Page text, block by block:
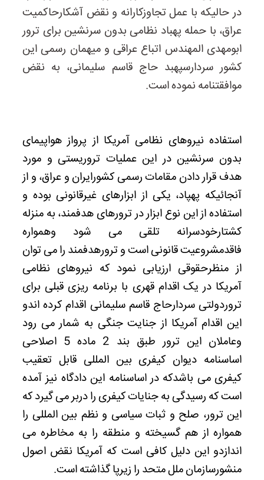
در حالیکه با عمل تجاوزکارانه و نقض آشکارحاکمیت
عراق، با حمله پهباد نظامی بدون سرنشین برای ترور
ابومهدی المهندس اتباع عراقی و میهمان رسمی این
کشور سردارسپهبد حاج قاسم سلیمانی، به نقض
موافقتنامه نموده است.
استفاده نیروهای نظامی آمریکا از پرواز هواپیمای
بدون سرنشین در این عملیات تروریستی و مورد
هدف قرار دادن مقامات رسمی کشورایران و عراق، و از
آنجائیکه پهپاد، یکی از ابزارهای غیرقانونی بوده و
استفاده از این نوع ابزار در ترورهای هدفمند، به منزله
کشتارخودسرانه تلقی می شود وهمواره
فاقدمشروعیت قانونی است و ترورهدفمند را می توان
از منظرحقوقی ارزیابی نمود که نیروهای نظامی
آمریکا در یک اقدام قهری با برنامه ریزی قبلی برای
تروردولتی سردارحاج قاسم سلیمانی اقدام کرده اندو
این اقدام آمریکا از جنایت جنگی به شمار می رود
وعاملان این ترور طبق بند 2 ماده 5 اصلاحی
اساسنامه دیوان کیفری بین المللی قابل تعقیب
کیفری می باشدکه در اساسنامه این دادگاه نیز آمده
است که رسیدگی به جنایات کیفری را دربر می گیرد که
این ترور، صلح و ثبات سیاسی و نظم بین المللی را
همواره از هم گسیخته و منطقه را به مخاطره می
اندازدو این دلیل کافی است که آمریکا نقض اصول
منشورسازمان ملل متحد را زیرپا گذاشته است.